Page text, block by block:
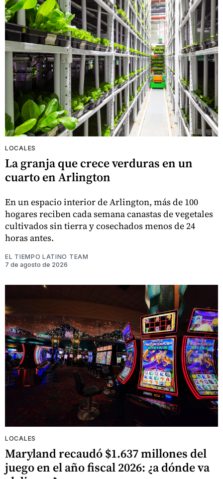
LOCALES
La granja que crece verduras en un
cuarto en Arlington
En un espacio interior de Arlington, más de 100
hogares reciben cada semana canastas de vegetales
cultivados sin tierra y cosechados menos de 24
horas antes.
EL TIEMPO LATINO TEAM
7 de agosto de 2026
LOCALES
Maryland recaudó $1.637 millones del
juego en el año fiscal 2026: ¿a dónde va